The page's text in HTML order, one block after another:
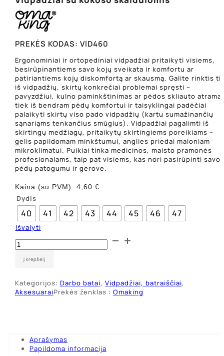
PREKĖS KODAS: VID460
Ergonominiai ir ortopediniai vidpadžiai pritaikyti visiems,
besirūpinantiems savo kojų sveikata ir komfortu ar
patiriantiems kojų diskomfortą ar skausmą. Galite rinktis
iš vidpadžių, skirtų konkrečiai problemai spręsti –
pavyzdžiui, kulno paminkštinimas ar pėdos skliauto atrama
tiek iš bendram pėdų komfortui ir taisyklingai padėčiai
palaikyti skirtų viso pado vidpadžių (kartu sumažinančių
sąnariąms tenkančius smūgius). Vidpadžiai pagalimti iš
skirtingų medžiagų, pritaikytų skirtingiems poreikiams –
gelis papildomam minkštumui, anglies priedai maloniam
mikroklimatui. Puikiai tinka medicinos, maisto pramonės
profesionalams, taip pat visiems, kas nori pasirūpinti savo
pėdų patogumu ir gerove.
Kaina (su PVM): 4,60 €
Dydis
40 41 42 43 44 45 46 47
Išvalyti
produkto
kiekis:
Vidpadžiai
skaidulomis
Į krepšelį
Kategorijos: Darbo batai, Vidpadžiai, batraiščiai,
AksesuaraiPrekės ženklas : Omaking
Aprašymas
Papildoma informacija